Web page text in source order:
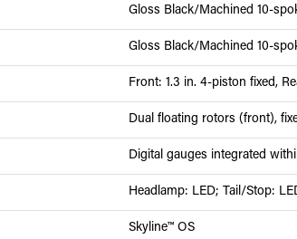
Gloss Black/Machined 10-
Gloss Black/Machined 10-
Front: 1.3 in. 4-piston fixed,
Dual floating rotors (front),
Digital gauges integrated
Headlamp: LED; Tail/Stop:
Skyline™ OS